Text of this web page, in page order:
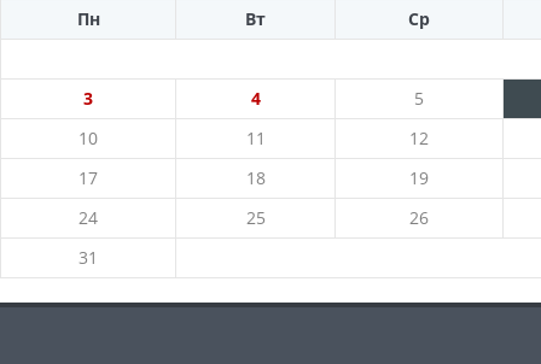
Пн Вт Ср
3 4
5
10
11
12
17
18
19
24
25
26
31